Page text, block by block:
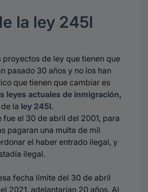
la ley 245I
proyectos de ley que tienen que
pasado 30 años y no los han
que tienen que cambiar es
leyes actuales de inmigración,
la ley 245I.
fue el 30 de abril del 2001, para
pagaran una multa de mil
el haber entrado ilegal, y
ilegal.
fecha límite del 30 de abril
2021, adelantarían 20 años. Al